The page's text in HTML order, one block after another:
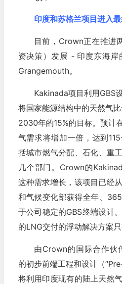
印度和苏格兰项目进入
目前，Crown正在推进
资决策）发展 - 印度东海岸
Grangemouth。
Kakinada项目利用GBS
将国家能源结构中的天然气
2030年的15%的目标。预计
气需求将增加一倍，达到
括城市燃气分配、石化、重
几个部门。Crown的
这种需求增长，该项目已经
和气候变化部获得全年、
于公司稳定的GBS终端设计
的LNG交付的浮动解决方案
由Crown的国际合作伙
的初步前端工程和设计（
将利用印度现有的陆上天然